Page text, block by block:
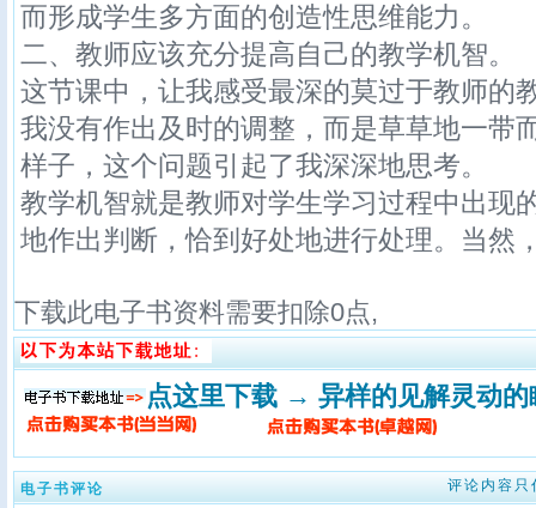
而形成学生多方面的创造性思维能力。
二、教师应该充分提高自己的教学机智。
这节课中，让我感受最深的莫过于教师的
我没有作出及时的调整，而是草草地一带
样子，这个问题引起了我深深地思考。
教学机智就是教师对学生学习过程中出现
地作出判断，恰到好处地进行处理。当然
下载此电子书资料需要扣除0点,
点这里下载 → 异样的见解灵动的
电子书评论 评论内容只